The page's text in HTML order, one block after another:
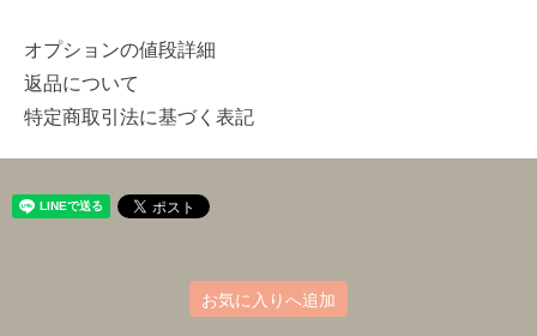
オプションの値段詳細
返品について
特定商取引法に基づく表記
お気に入りへ追加